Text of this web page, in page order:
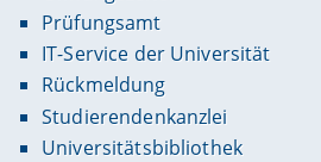
Prüfungsamt
IT-Service der Universität
Rückmeldung
Studierendenkanzlei
Universitätsbibliothek